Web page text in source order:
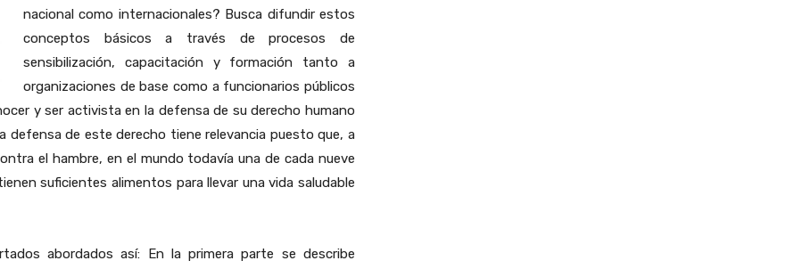
nacional como internacionales? Busca difundir estos
conceptos básicos a través de procesos de
sensibilización, capacitación y formación tanto a
organizaciones de base como a funcionarios públicos
y ser activista en la defensa de su derecho humano
defensa de este derecho tiene relevancia puesto que, a
el hambre, en el mundo todavía una de cada nueve
suficientes alimentos para llevar una vida saludable
abordados así: En la primera parte se describe